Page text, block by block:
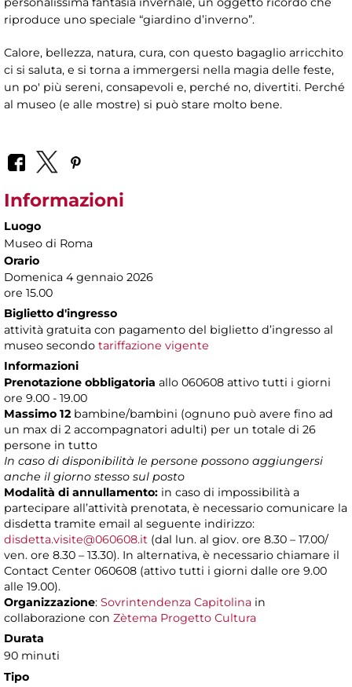
riproduce uno speciale “giardino d’inverno”.
Calore, bellezza, natura, cura, con questo bagaglio arricchito
ci si saluta, e si torna a immergersi nella magia delle feste,
un po' più sereni, consapevoli e, perché no, divertiti. Perché
al museo (e alle mostre) si può stare molto bene.
Informazioni
Luogo
Museo di Roma
Orario
Domenica 4 gennaio 2026
ore 15.00
Biglietto d'ingresso
attività gratuita con pagamento del biglietto d’ingresso al
museo secondo tariffazione vigente
Informazioni
Prenotazione obbligatoria allo 060608 attivo tutti i giorni
ore 9.00 - 19.00
Massimo 12 bambine/bambini (ognuno può avere fino ad
un max di 2 accompagnatori adulti) per un totale di 26
persone in tutto
In caso di disponibilità le persone possono aggiungersi
anche il giorno stesso sul posto
Modalità di annullamento: in caso di impossibilità a
partecipare all’attività prenotata, è necessario comunicare la
disdetta tramite email al seguente indirizzo:
disdetta.visite@060608.it (dal lun. al giov. ore 8.30 – 17.00/
ven. ore 8.30 – 13.30). In alternativa, è necessario chiamare il
Contact Center 060608 (attivo tutti i giorni dalle ore 9.00
alle 19.00).
Organizzazione: Sovrintendenza Capitolina in
collaborazione con Zètema Progetto Cultura
Durata
90 minuti
Tipo